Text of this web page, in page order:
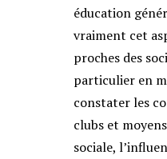
éducation
vraiment cet
proches des
particulier en
constater les
clubs et
sociale,